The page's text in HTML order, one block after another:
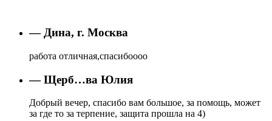
— Дина, г. Москва
работа отличная,спасибоооо
— Щерб…ва Юлия
Добрый вечер, спасибо вам большое, за помощь, может
за где то за терпение, защита прошла на 4)